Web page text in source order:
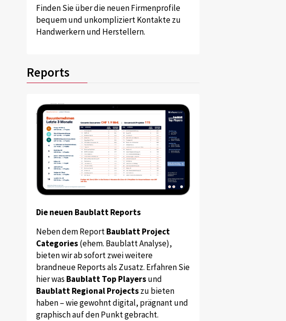
Finden Sie über die neuen Firmenprofile
bequem und unkompliziert Kontakte zu
Handwerkern und Herstellern.
Reports
Die neuen Baublatt Reports
Neben dem ReportBaublatt Project
Categories(ehem. Baublatt Analyse),
bieten wir ab sofort zwei weitere
brandneue Reports als Zusatz. Erfahren Sie
hier was Baublatt Top Playersund
Baublatt Regional Projectszu bieten
haben – wie gewohnt digital, prägnant und
graphisch auf den Punkt gebracht.